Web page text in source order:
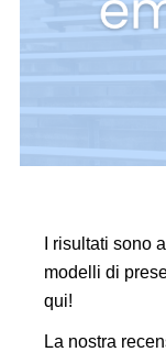
I risultati sono
modelli di
qui!
La nostra